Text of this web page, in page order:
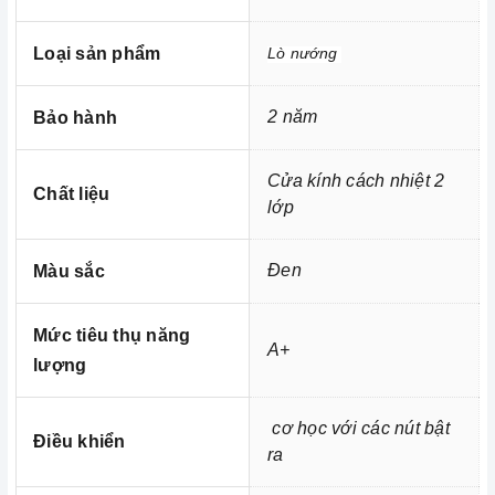
- Công suất tối đa: 2615W
- Kích thước sản phẩm: 595x595 mm
dụng không thể trong gian bếp của mỗi gia đình hiện nay,
nhất là trong cuộc sống đầy năng động và luôn bận rộn
việc lại còn chăm sóc cho bữa ăn của gia đình mình.
Teka HCB 6415 SS 220
có thể liên hệ với chúng tôi thiết
bị nhà bếp
website: https://homebest.vn
để được hỗ trợ và tư vấn
Loại sản phẩm Lò nướng
Bảo hành 2 năm
Chất liệu
Cửa kính cách nhiệt 2
lớp
Màu sắc Đen
Mức tiêu thụ năng
lượng
A+
Điều khiển
cơ học với các nút bật
ra